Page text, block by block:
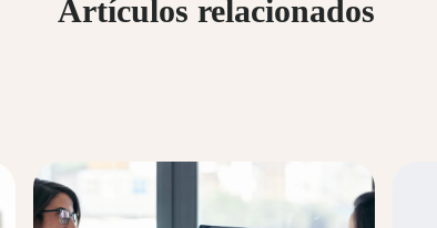
Artículos relacionados